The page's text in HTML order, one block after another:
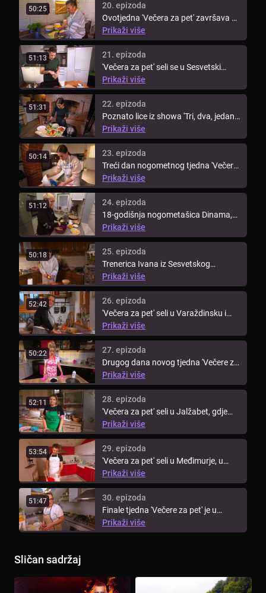
50:25
20. epizoda
Ovotjedna 'Večera za pet' završava u
Gradištu, gdje Željka priprema ...
Prikaži više
51:13
21. epizoda
'Večera za pet' seli se u Sesvetski
Kraljevec, gdje će domaćica Ana ...
Prikaži više
51:31
22. epizoda
Poznato lice iz showa 'Tri, dva, jedan,
kuhaj!', Dina, spaja nogomet ...
Prikaži više
50:14
23. epizoda
Treći dan nogometnog tjedna 'Večera
za pet' vodi nas u Lupoglav, gdje ...
Prikaži više
51:12
24. epizoda
18-godišnja nogometašica Dinama,
Dorotea, zakoračila je iz terena u ...
Prikaži više
50:18
25. epizoda
Trenerica Ivana iz Sesvetskog
Kraljevca dolazi na red u tjednu ...
Prikaži više
52:42
26. epizoda
'Večera za pet' seli u Varaždinsku i
Međimursku županiju. Tjedan ...
Prikaži više
50:22
27. epizoda
Drugog dana novog tjedna 'Večere za
pet' ekipa seli u Međimurje, ...
Prikaži više
52:11
28. epizoda
'Večera za pet' seli u Jalžabet, gdje
Slađana dočekuje ekipu domaćom ...
Prikaži više
53:54
29. epizoda
'Večera za pet' seli u Međimurje, u
Sveti Martin na Muri, gdje ...
Prikaži više
51:47
30. epizoda
Finale tjedna 'Večere za pet' je u
Strahonincu, gdje je domačica ...
Prikaži više
Sličan sadržaj